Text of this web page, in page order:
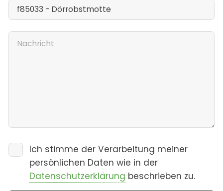
Ich stimme der Verarbeitung meiner
persönlichen Daten wie in der
Datenschutzerklärung beschrieben zu.